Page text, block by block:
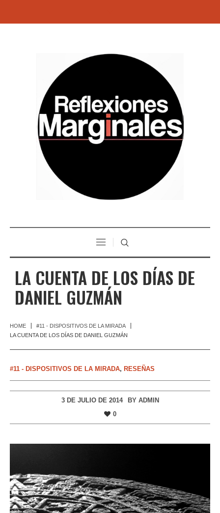
LA CUENTA DE LOS DÍAS DE
DANIEL GUZMÁN
HOME
#11 - DISPOSITIVOS DE LA MIRADA
LA CUENTA DE LOS DÍAS DE DANIEL GUZMÁN
#11 - DISPOSITIVOS DE LA MIRADA, RESEÑAS
3 DE JULIO DE 2014 BY ADMIN
0